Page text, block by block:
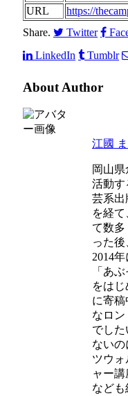
URL
https://
Share.
Twitter
LinkedIn
Tumblr
About Author
江國
岡山
活動す
芸系出
を経
て数多
った後
2014
「あ
をは
に寄稿
なロ
でした
ないの
ツウ
ャー
なども